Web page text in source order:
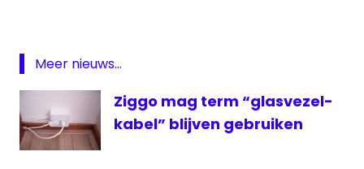
nieuws
nieuws
Provider
Meer nieuws...
Ziggo mag term “glasvezel-
kabel” blijven gebruiken